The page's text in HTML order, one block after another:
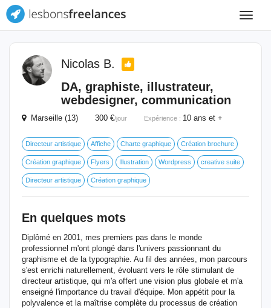
Toggle
Nicolas B.
DA, graphiste, illustrateur,
webdesigner, communication
Marseille (13) 300 €/jour Expérience : 10 ans et +
Directeur artistique Affiche Charte graphique Création brochure
Création graphique Flyers Illustration Wordpress creative suite
Directeur artistique Création graphique
En quelques mots
Diplômé en 2001, mes premiers pas dans le monde
professionnel m'ont plongé dans l'univers passionnant du
graphisme et de la typographie. Au fil des années, mon parcours
s'est enrichi naturellement, évoluant vers le rôle stimulant de
directeur artistique, qui m'a offert une vision plus globale et m'a
enseigné l'importance du travail d'équipe. Mon appétit pour la
polyvalence et la maîtrise complète du processus de création